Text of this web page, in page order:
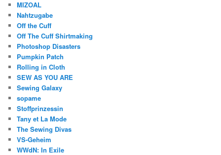
MIZOAL
Nahtzugabe
Off the Cuff
Off The Cuff Shirtmaking
Photoshop Disasters
Pumpkin Patch
Rolling in Cloth
SEW AS YOU ARE
Sewing Galaxy
sopame
Stoffprinzessin
Tany et La Mode
The Sewing Divas
VS-Geheim
WWdN: In Exile